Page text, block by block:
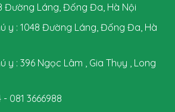
Đường Láng, Đống Đa, Hà Nội
y : 1048 Đường Láng, Đống Đa, Hà
y : 396 Ngọc Lâm , Gia Thụy , Long
- 081 3666988